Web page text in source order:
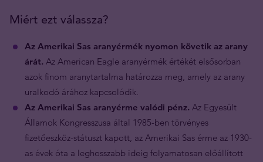
Miért ezt válassza?
Az Amerikai Sas aranyérmék nyomon követik az arany
árát. Az American Eagle aranyérmék értékét elsősorban
azok finom aranytartalma határozza meg, amely az arany
uralkodó árához kapcsolódik.
Az Amerikai Sas aranyérme valódi pénz. Az Egyesült
Államok Kongresszusa által 1985-ben törvényes
fizetőeszköz-státuszt kapott, az Amerikai Sas érme az 1930-
as évek óta a leghosszabb ideig folyamatosan előállított